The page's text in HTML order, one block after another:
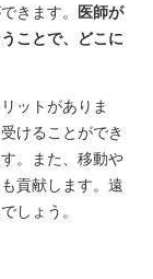
きます。
医師が
ことで、どこに
ットがありま
けることができ
。また、移動や
貢献します。遠
しょう。